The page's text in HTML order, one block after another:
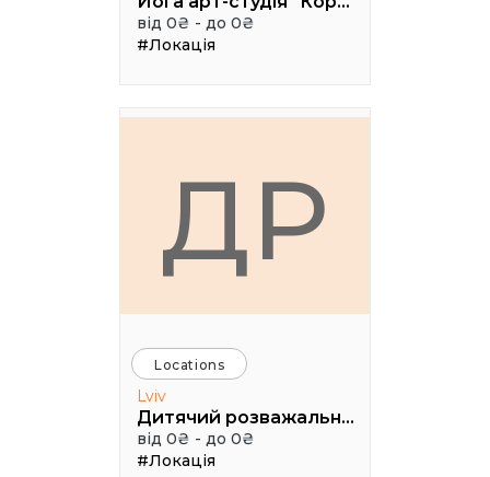
від 0₴ - до 0₴
#Локація
ДР
Locations
Lviv
Дитячий розважально-пізнавальний клуб «Лис Микита»
від 0₴ - до 0₴
#Локація